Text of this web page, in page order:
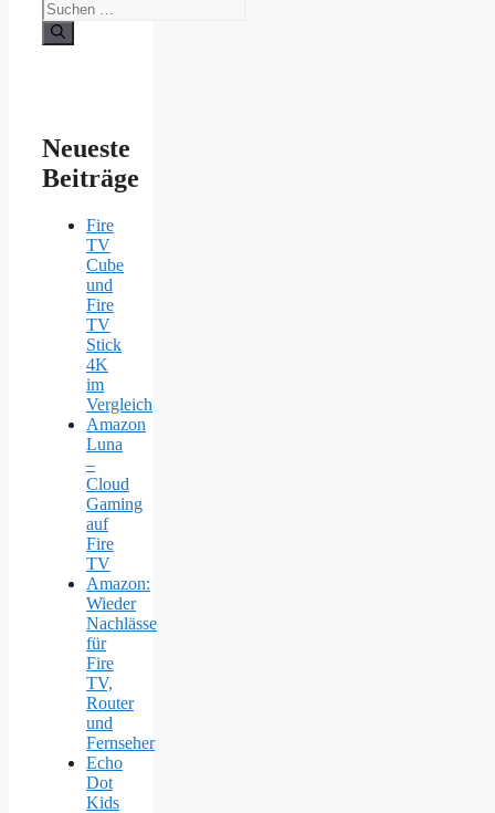
Suchen
nach:
Neueste
Beiträge
Fire
TV
Cube
und
Fire
TV
Stick
4K
im
Vergleich
Amazon
Luna
–
Cloud
Gaming
auf
Fire
TV
Amazon:
Wieder
Nachlässe
für
Fire
TV,
Router
und
Fernseher
Echo
Dot
Kids